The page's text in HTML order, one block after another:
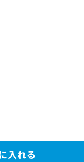
入れる